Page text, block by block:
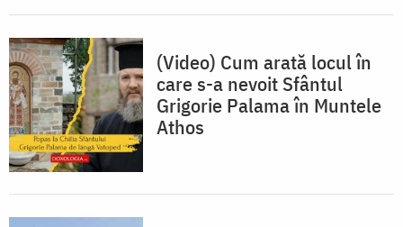
(Video) Cum arată locul în
care s-a nevoit Sfântul
Grigorie Palama în Muntele
Athos